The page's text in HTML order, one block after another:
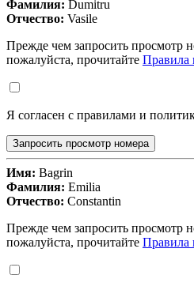
Фамилия: Dumitru
Отчество: Vasile
Прежде чем запросить просмотр
пожалуйста, прочитайте Правила
Я согласен с правилами и
Запросить просмотр номера
Имя: Bagrin
Фамилия: Emilia
Отчество: Constantin
Прежде чем запросить просмотр
пожалуйста, прочитайте Правила